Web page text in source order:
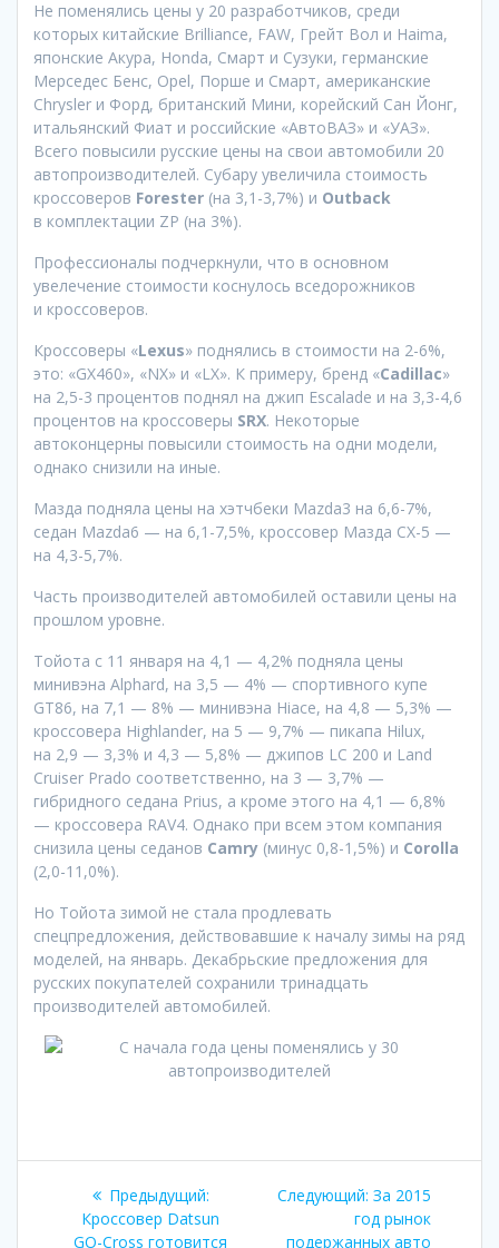
Не поменялись цены у 20 разработчиков, среди
которых китайские Brilliance, FAW, Грейт Вол и Haima,
японские Акура, Honda, Смарт и Сузуки, германские
Мерседес Бенс, Opel, Порше и Смарт, американские
Chrysler и Форд, британский Мини, корейский Сан Йонг,
итальянский Фиат и российские «АвтоВАЗ» и «УАЗ».
Всего повысили русские цены на свои автомобили 20
автопроизводителей. Субару увеличила стоимость
кроссоверов Forester (на 3,1-3,7%) и Outback
в комплектации ZP (на 3%).
Профессионалы подчеркнули, что в основном
увелечение стоимости коснулось вседорожников
и кроссоверов.
Кроссоверы «Lexus» поднялись в стоимости на 2-6%,
это: «GX460», «NX» и «LX». К примеру, бренд «Cadillac»
на 2,5-3 процентов поднял на джип Escalade и на 3,3-4,6
процентов на кроссоверы SRX. Некоторые
автоконцерны повысили стоимость на одни модели,
однако снизили на иные.
Мазда подняла цены на хэтчбеки Mazda3 на 6,6-7%,
седан Mazda6 — на 6,1-7,5%, кроссовер Мазда CX-5 —
на 4,3-5,7%.
Часть производителей автомобилей оставили цены на
прошлом уровне.
Тойота с 11 января на 4,1 — 4,2% подняла цены
минивэна Alphard, на 3,5 — 4% — спортивного купе
GT86, на 7,1 — 8% — минивэна Hiace, на 4,8 — 5,3% —
кроссовера Highlander, на 5 — 9,7% — пикапа Hilux,
на 2,9 — 3,3% и 4,3 — 5,8% — джипов LC 200 и Land
Cruiser Prado соответственно, на 3 — 3,7% —
гибридного седана Prius, а кроме этого на 4,1 — 6,8%
— кроссовера RAV4. Однако при всем этом компания
снизила цены седанов Camry (минус 0,8-1,5%) и Corolla
(2,0-11,0%).
Но Тойота зимой не стала продлевать
спецпредложения, действовавшие к началу зимы на ряд
моделей, на январь. Декабрьские предложения для
русских покупателей сохранили тринадцать
производителей автомобилей.
Навигация
Предыдущий:Предыдущая
запись:
Кроссовер Datsun
GO-Cross готовится
Следующий: Следующая
запись:
За 2015
год рынок
подержанных авто